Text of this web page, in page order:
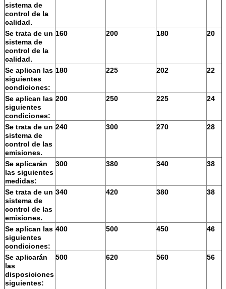
sistema de
control de la
calidad.
Se trata de un
sistema de
control de la
calidad.
160 200 180 20
Se aplican las
siguientes
condiciones:
180 225 202 22
Se aplican las
siguientes
condiciones:
200 250 225 24
Se trata de un
sistema de
control de las
emisiones.
240 300 270 28
Se aplicarán
las siguientes
medidas:
300 380 340 38
Se trata de un
sistema de
control de las
emisiones.
340 420 380 38
Se aplican las
siguientes
condiciones:
400 500 450 46
Se aplicarán
las
disposiciones
siguientes:
500 620 560 56